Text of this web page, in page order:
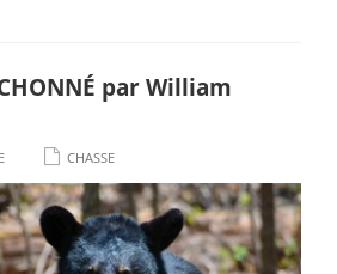
par William
CHASSE